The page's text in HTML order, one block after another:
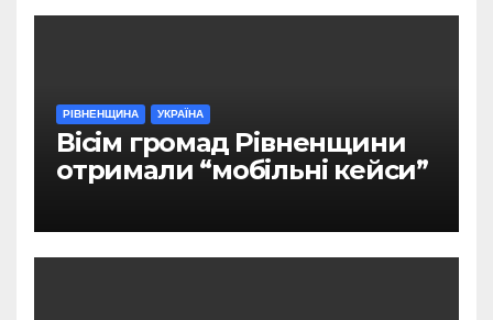
РІВНЕНЩИНА УКРАЇНА
Вісім громад Рівненщини
отримали “мобільні кейси”